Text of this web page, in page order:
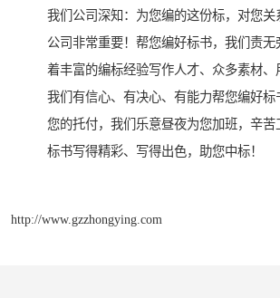
我们公司深知：为您编的这份标，对您关
公司非常重要！帮您编好标书，我们责无
着丰富的编标经验写作人才、众多素材、
我们有信心、有决心、有能力帮您编好
您的托付，我们乐意昼夜为您加班，辛苦
标书写得精彩、写得出色，助您中标！
http://www.gzzhongying.com